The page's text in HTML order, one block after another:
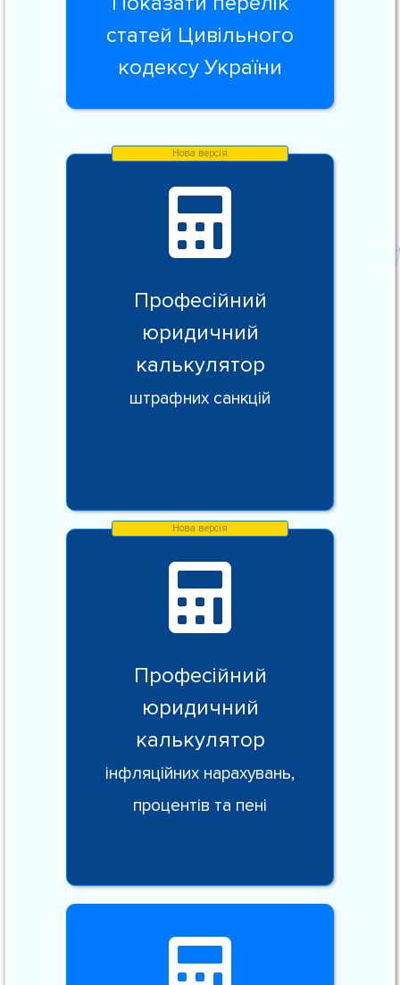
статей Цивільного
кодексу України
Професійний
юридичний
калькулятор
штрафних санкцій
Професійний
юридичний
калькулятор
інфляційних нарахувань,
процентів та пені